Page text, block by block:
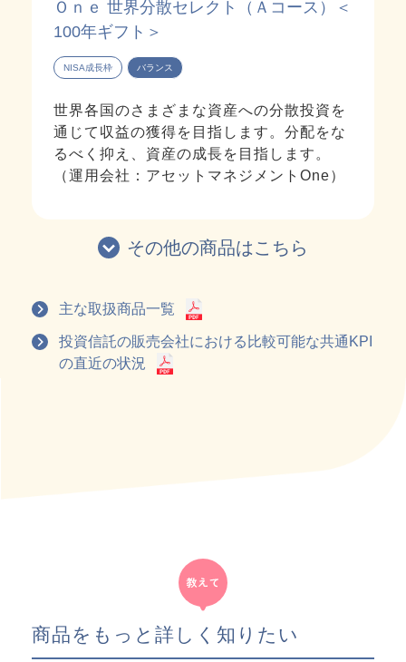
Ｏｎｅ 世界分散セレクト（Ａコース）＜
100年ギフト＞
NISA成長枠 バランス
世界各国のさまざまな資産への分散投資を
通じて収益の獲得を目指します。分配をな
るべく抑え、資産の成長を目指します。
（運用会社：アセットマネジメントOne）
その他の商品はこちら
主な取扱商品一覧
投資信託の販売会社における比較可能な共通KPI
の直近の状況
商品をもっと詳しく知りたい